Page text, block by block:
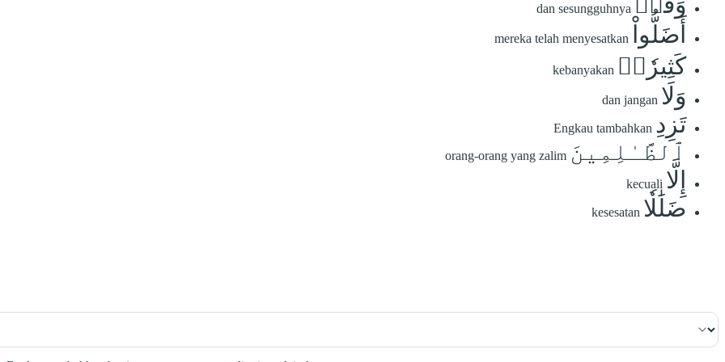
dan sesungguhnya
أَضَلُّواْ mereka telah menyesatkan
كَثِيرٗاۖ kebanyakan
وَلَا dan jangan
تَزِدِ Engkau tambahkan
ٱلظَّـٰلِمِينَ orang-orang yang zalim
إِلَّا kecuali
ضَلَٰلٗا kesesatan